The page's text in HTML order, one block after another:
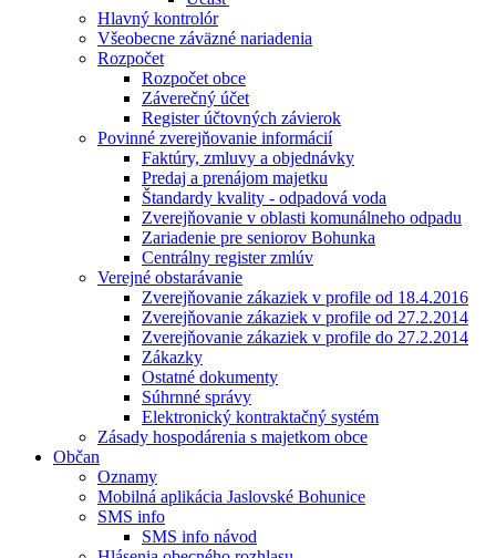
Hlavný kontrolór
Všeobecne záväzné nariadenia
Rozpočet
Rozpočet obce
Záverečný účet
Register účtovných závierok
Povinné zverejňovanie informácií
Faktúry, zmluvy a objednávky
Predaj a prenájom majetku
Štandardy kvality - odpadová voda
Zverejňovanie v oblasti komunálneho odpadu
Zariadenie pre seniorov Bohunka
Centrálny register zmlúv
Verejné obstarávanie
Zverejňovanie zákaziek v profile od 18.4.2016
Zverejňovanie zákaziek v profile od 27.2.2014
Zverejňovanie zákaziek v profile do 27.2.2014
Zákazky
Ostatné dokumenty
Súhrnné správy
Elektronický kontraktačný systém
Zásady hospodárenia s majetkom obce
Občan
Oznamy
Mobilná aplikácia Jaslovské Bohunice
SMS info
SMS info návod